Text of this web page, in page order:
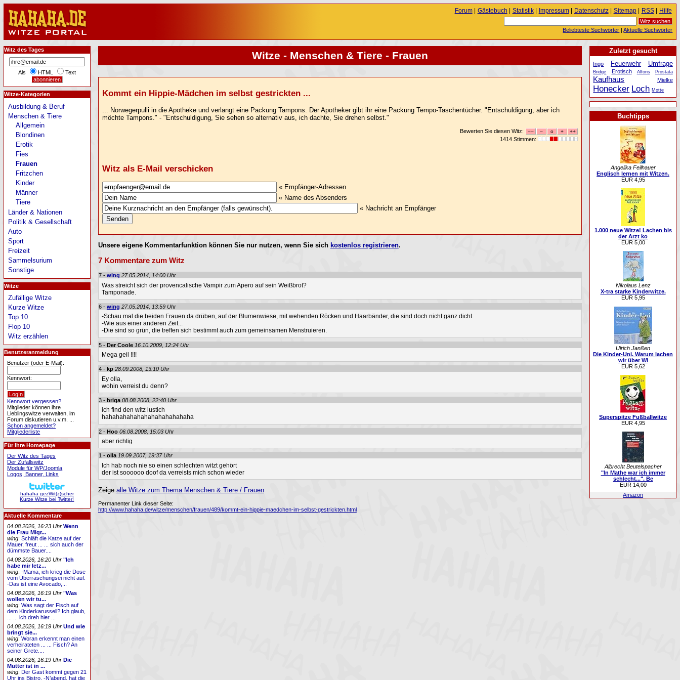
Witze - Menschen & Tiere - Frauen
Kommt ein Hippie-Mädchen im selbst gestrickten ...
... Norwegerpulli in die Apotheke und verlangt eine Packung Tampons. Der Apotheker gibt ihr eine Packung Tempo-Taschentücher. "Entschuldigung, aber ich
möchte Tampons." - "Entschuldigung, Sie sehen so alternativ aus, ich dachte, Sie drehen selbst."
Bewerten Sie diesen Witz:
1414 Stimmen:
Witz als E-Mail verschicken
« Empfänger-Adressen
« Name des Absenders
« Nachricht an Empfänger
Unsere eigene Kommentarfunktion können Sie nur nutzen, wenn Sie sich kostenlos registrieren.
7 Kommentare zum Witz
7 - wing 27.05.2014, 14:00 Uhr
Was streicht sich der provencalische Vampir zum Apero auf sein Weißbrot?
Tamponade.
6 - wing 27.05.2014, 13:59 Uhr
-Schau mal die beiden Frauen da drüben, auf der Blumenwiese, mit wehenden Röcken und Haarbänder, die sind doch nicht ganz dicht.
-Wie aus einer anderen Zeit...
-Die sind so grün, die treffen sich bestimmt auch zum gemeinsamen Menstruieren.
5 - Der Coole 16.10.2009, 12:24 Uhr
Mega geil !!!!
4 - kp 28.09.2008, 13:10 Uhr
Ey olla,
wohin verreist du denn?
3 - briga 08.08.2008, 22:40 Uhr
ich find den witz lustich
hahahahahahahahahahahahaha
2 - Hoo 06.08.2008, 15:03 Uhr
aber richtig
1 - olla 19.09.2007, 19:37 Uhr
Ich hab noch nie so einen schlechten witzt gehört
der ist soooooo doof da verreists mich schon wieder
Zeige alle Witze zum Thema Menschen & Tiere / Frauen
Permanenter Link dieser Seite:
http://www.hahaha.de/witze/menschen/frauen/489/kommt-ein-hippie-maedchen-im-selbst-gestrickten.html
Witz des Tages
Als HTML Text
Witze-Kategorien
Ausbildung & Beruf
Menschen & Tiere
Allgemein
Blondinen
Erotik
Fies
Frauen
Fritzchen
Kinder
Männer
Tiere
Länder & Nationen
Politik & Gesellschaft
Auto
Sport
Freizeit
Sammelsurium
Sonstige
Witze
Zufällige Witze
Kurze Witze
Top 10
Flop 10
Witz erzählen
Benutzeranmeldung
Benutzer (oder E-Mail):
Kennwort:
Kennwort vergessen?
Mitglieder können ihre
Lieblingswitze verwalten, im
Forum diskutieren u.v.m. ...
Schon angemeldet?
Mitgliederliste
Für Ihre Homepage
Der Witz des Tages
Der Zufallswitz
Module für WP/Joomla
Logos, Banner, Links
hahaha gezWit(z)scher
Kurze Witze bei Twitter!
Aktuelle Kommentare
04.08.2026, 16:23 Uhr Wenn
die Frau Migr...
wing:Schläft die Katze auf der
Mauer, freut ... ... sich auch der
dümmste Bauer....
04.08.2026, 16:20 Uhr "Ich
habe mir letz...
wing:-Mama, ich krieg die Dose
vom Überraschungsei nicht auf.
-Das ist eine Avocado,...
04.08.2026, 16:19 Uhr "Was
wollen wir tu...
wing:Was sagt der Fisch auf
dem Kinderkarussell? Ich glaub,
... ... ich dreh hier ...
04.08.2026, 16:19 Uhr Und wie
bringt sie...
wing:Woran erkennt man einen
verheirateten ... ... Fisch? An
seiner Grete....
04.08.2026, 16:19 Uhr Die
Mutter ist in ...
wing:Der Gast kommt gegen 21
Uhr ins Bistro. -N’abend, hat die
Forum| Gästebuch | Statistik| Impressum| Datenschutz| Sitemap| RSS| Hilfe
Beliebteste Suchwörter |Aktuelle Suchwörter
Zuletzt gesucht
Ingo Feuerwehr Umfrage
Bridge Erotisch Alfons Prostata
Kaufhaus Mielke
Honecker Loch Motte
Buchtipps
Angelika Feilhauer
Englisch lernen mit Witzen.
EUR 4,95
1.000 neue Witze! Lachen bis
der Arzt ko
EUR 5,00
Nikolaus Lenz
X-tra starke Kinderwitze.
EUR 5,95
Ulrich Janßen
Die Kinder-Uni. Warum lachen
wir über Wi
EUR 5,62
Superspitze Fußballwitze
EUR 4,95
Albrecht Beutelspacher
"In Mathe war ich immer
schlecht...". Be
EUR 14,00
Amazon